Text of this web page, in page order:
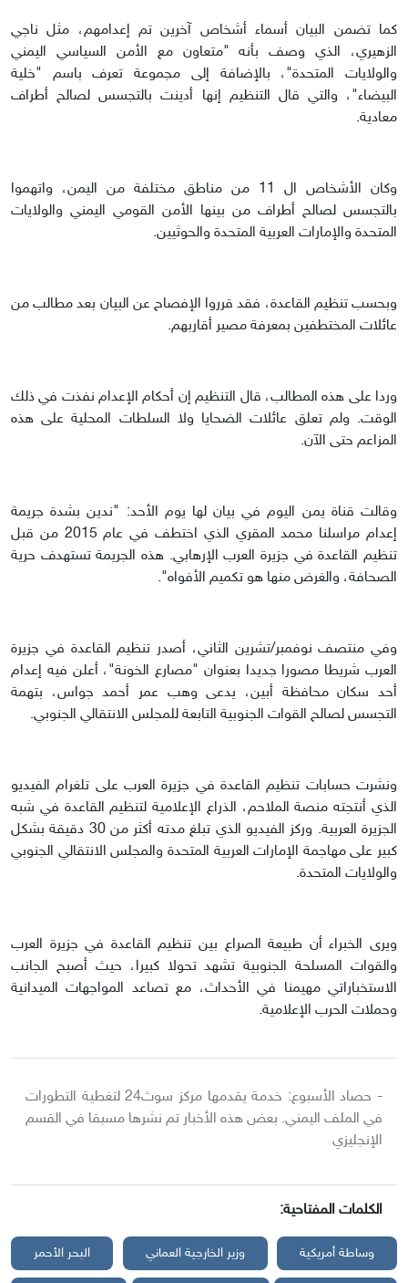
كما تضمن البيان أسماء أشخاص آخرين تم إعدامهم، مثل ناجي
الزهيري، الذي وصف بأنه "متعاون مع الأمن السياسي اليمني
والولايات المتحدة"، بالإضافة إلى مجموعة تعرف باسم "خلية
البيضاء"، والتي قال التنظيم إنها أدينت بالتجسس لصالح أطراف
معادية.
وكان الأشخاص ال 11 من مناطق مختلفة من اليمن، واتهموا
بالتجسس لصالح أطراف من بينها الأمن القومي اليمني والولايات
المتحدة والإمارات العربية المتحدة والحوثيين.
وبحسب تنظيم القاعدة، فقد قرروا الإفصاح عن البيان بعد مطالب من
عائلات المختطفين بمعرفة مصير أقاربهم.
وردا على هذه المطالب، قال التنظيم إن أحكام الإعدام نفذت في ذلك
الوقت. ولم تعلق عائلات الضحايا ولا السلطات المحلية على هذه
المزاعم حتى الآن.
وقالت قناة يمن اليوم في بيان لها يوم الأحد: "ندين بشدة جريمة
إعدام مراسلنا محمد المقري الذي اختطف في عام 2015 من قبل
تنظيم القاعدة في جزيرة العرب الإرهابي. هذه الجريمة تستهدف حرية
الصحافة، والغرض منها هو تكميم الأفواه".
وفي منتصف نوفمبر/تشرين الثاني، أصدر تنظيم القاعدة في جزيرة
العرب شريطا مصورا جديدا بعنوان "مصارع الخونة"، أعلن فيه إعدام
أحد سكان محافظة أبين، يدعى وهب عمر أحمد جواس، بتهمة
التجسس لصالح القوات الجنوبية التابعة للمجلس الانتقالي الجنوبي.
ونشرت حسابات تنظيم القاعدة في جزيرة العرب على تلغرام الفيديو
الذي أنتجته منصة الملاحم، الذراع الإعلامية لتنظيم القاعدة في شبه
الجزيرة العربية. وركز الفيديو الذي تبلغ مدته أكثر من 30 دقيقة بشكل
كبير على مهاجمة الإمارات العربية المتحدة والمجلس الانتقالي الجنوبي
والولايات المتحدة.
ويرى الخبراء أن طبيعة الصراع بين تنظيم القاعدة في جزيرة العرب
والقوات المسلحة الجنوبية تشهد تحولا كبيرا، حيث أصبح الجانب
الاستخباراتي مهيمنا في الأحداث، مع تصاعد المواجهات الميدانية
وحملات الحرب الإعلامية.
- حصاد الأسبوع: خدمة يقدمها مركز سوث24 لتغطية التطورات
في الملف اليمني. بعض هذه الأخبار تم نشرها مسبقا في القسم
الإنجليزي
الكلمات المفتاحية:
وساطة أمريكية وزير الخارجية العماني البحر الأحمر